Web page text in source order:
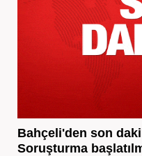
Bahçeli'den son
Soruşturma